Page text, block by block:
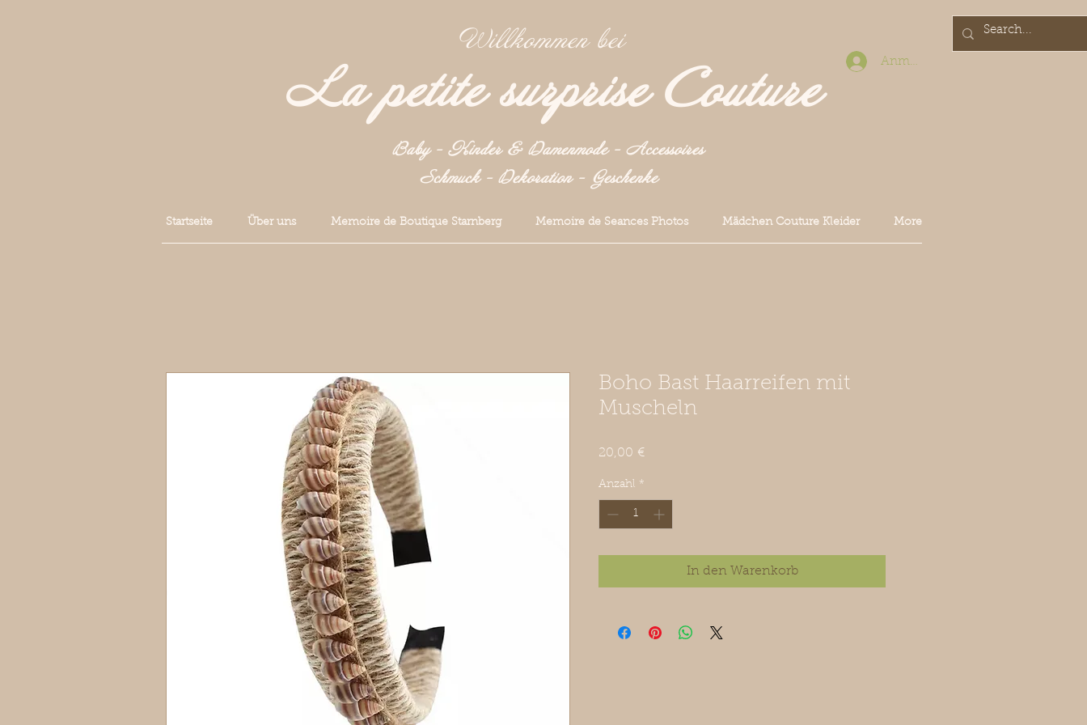
Willkommen bei
La petite surprise Couture
Baby - Kinder & Damenmode - Accessoires
Schmuck - Dekoration - Geschenke
Anmelden
Startseite Über uns Memoire de Boutique Starnberg Memoire de Seances Photos Mädchen Couture Kleider More
Boho Bast Haarreifen mit
Muscheln
20,00 €Preis
Anzahl *
In den Warenkorb